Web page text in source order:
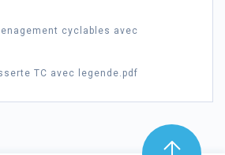
cyclables avec
TC avec legende.pdf